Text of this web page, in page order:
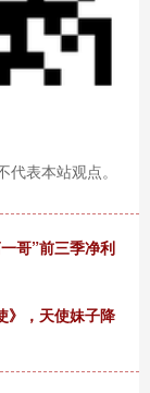
表本站观点。
哥”前三季净利
》，天使妹子降